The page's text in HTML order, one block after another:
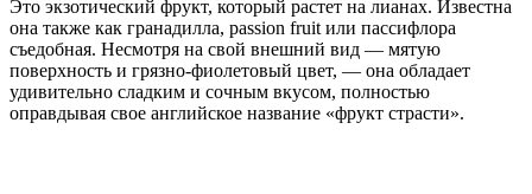
Это экзотический фрукт, который растет на лианах. Известна
она также как гранадилла, passion fruit или пассифлора
съедобная. Несмотря на свой внешний вид — мятую
поверхность и грязно-фиолетовый цвет, — она обладает
удивительно сладким и сочным вкусом, полностью
оправдывая свое английское название «фрукт страсти».